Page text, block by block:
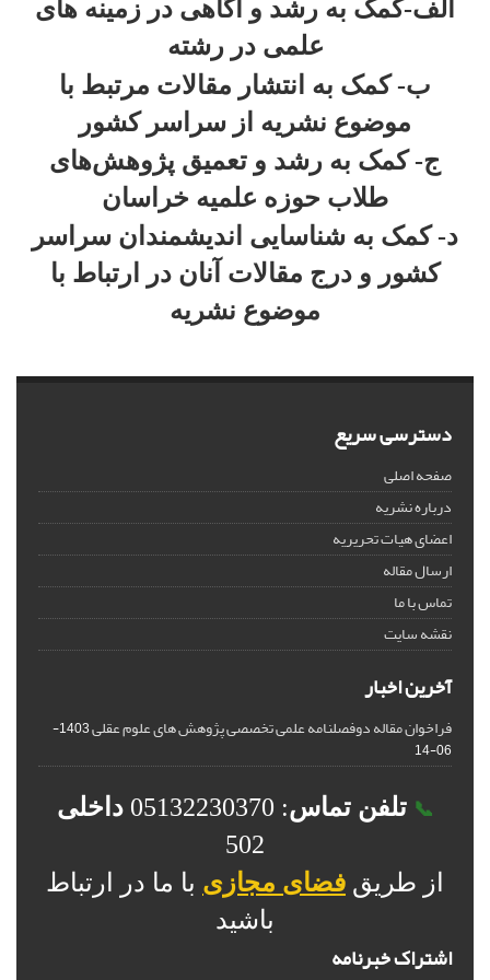
الف-کمک به رشد و آگاهی در زمینه های
علمی در رشته
ب- کمک به انتشار مقالات مرتبط با
موضوع نشریه از سراسر کشور
ج- کمک به رشد و تعمیق پژوهش‌های
طلاب حوزه علمیه خراسان
د- کمک به شناسایی اندیشمندان سراسر
کشور و درج مقالات آنان در ارتباط با
موضوع نشریه
دسترسی سریع
صفحه اصلی
درباره نشریه
اعضای هیات تحریریه
ارسال مقاله
تماس با ما
نقشه سایت
آخرین اخبار
فراخوان مقاله دوفصلنامه علمی تخصصی پژوهش های علوم عقلی
1403-
06-14
📞 تلفن تماس: 05132230370
داخلی
502
از طریق فضای مجازی با ما در ارتباط
باشید
اشتراک خبرنامه